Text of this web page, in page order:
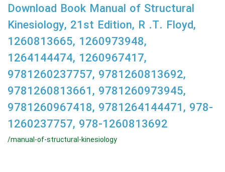
Download Book Manual of Structural
Kinesiology, 21st Edition, R .T. Floyd,
1260813665, 1260973948,
1264144474, 1260967417,
9781260237757, 9781260813692,
9781260813661, 9781260973945,
9781260967418, 9781264144471, 978-
1260237757, 978-1260813692
/manual-of-structural-kinesiology